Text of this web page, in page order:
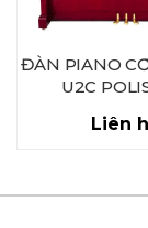
ĐÀN PIANO
U2C
Liên